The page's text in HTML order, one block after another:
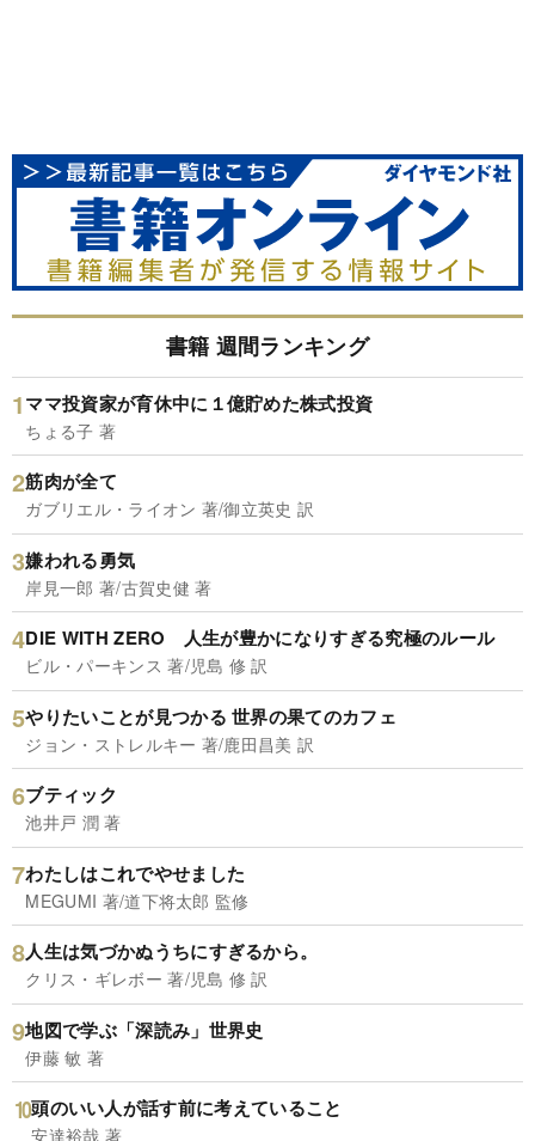
書籍 週間ランキング
ママ投資家が育休中に１億貯めた株式投資
ちょる子 著
筋肉が全て
ガブリエル・ライオン 著/御立英史 訳
嫌われる勇気
岸見一郎 著/古賀史健 著
DIE WITH ZERO 人生が豊かになりすぎる究極のルール
ビル・パーキンス 著/児島 修 訳
やりたいことが見つかる 世界の果てのカフェ
ジョン・ストレルキー 著/鹿田昌美 訳
ブティック
池井戸 潤 著
わたしはこれでやせました
MEGUMI 著/道下将太郎 監修
人生は気づかぬうちにすぎるから。
クリス・ギレボー 著/児島 修 訳
地図で学ぶ「深読み」世界史
伊藤 敏 著
頭のいい人が話す前に考えていること
安達裕哉 著